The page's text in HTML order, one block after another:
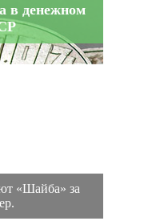
в денежном
«Шайба» за